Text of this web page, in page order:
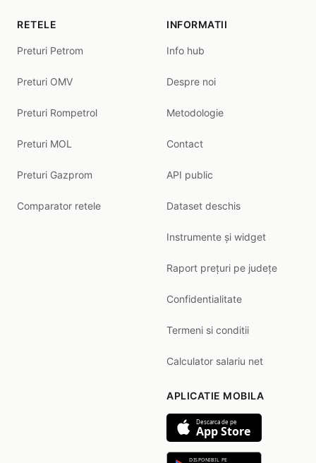
RETELE
Preturi Petrom
Preturi OMV
Preturi Rompetrol
Preturi MOL
Preturi Gazprom
Comparator retele
INFORMATII
Info hub
Despre noi
Metodologie
Contact
API public
Dataset deschis
Instrumente și widget
Raport prețuri pe județe
Confidentialitate
Termeni si conditii
Calculator salariu net
APLICATIE MOBILA
Descarca de pe
App Store
DISPONIBIL PE